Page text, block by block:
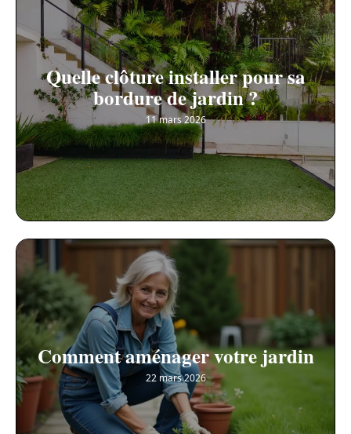
Quelle clôture installer pour sa
bordure de jardin ?
11 mars 2026
Comment aménager votre jardin
22 mars 2026